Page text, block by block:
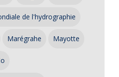
de l'hydrographie
Marégrahe Mayotte